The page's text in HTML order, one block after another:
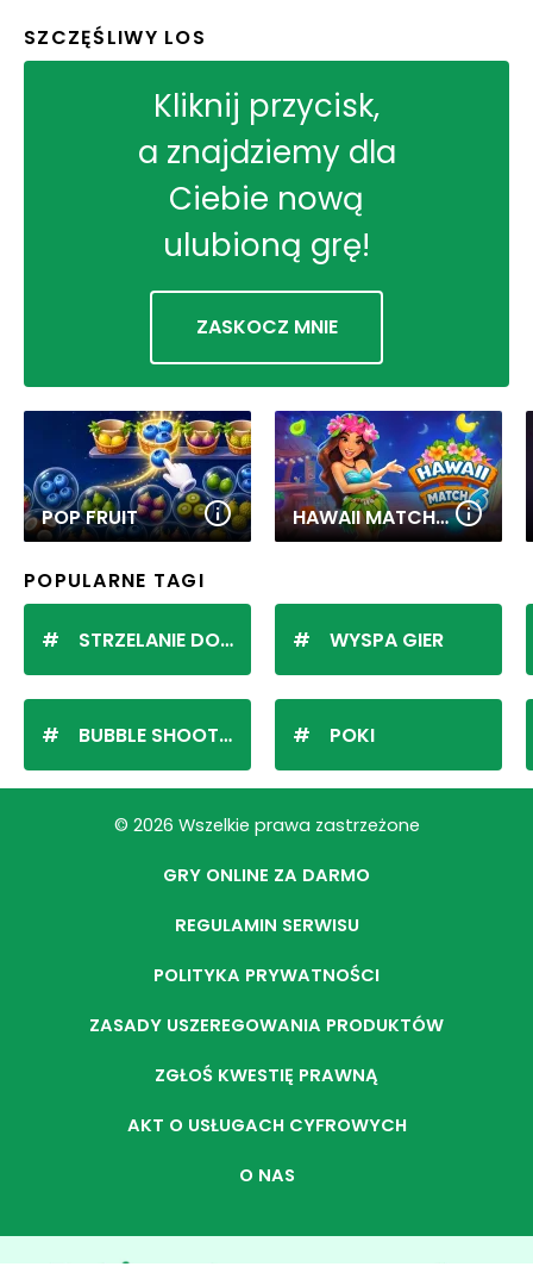
SZCZĘŚLIWY LOS
Kliknij przycisk,
a znajdziemy dla
Ciebie nową
ulubioną grę!
ZASKOCZ MNIE
POP FRUIT HAWAII MATCH 6
POPULARNE TAGI
STRZELANIE DO KULEK
BUBBLE SHOOTER
WYSPA GIER
POKI
© 2026 Wszelkie prawa zastrzeżone
GRY ONLINE ZA DARMO
REGULAMIN SERWISU
POLITYKA PRYWATNOŚCI
ZASADY USZEREGOWANIA PRODUKTÓW
ZGŁOŚ KWESTIĘ PRAWNĄ
AKT O USŁUGACH CYFROWYCH
O NAS